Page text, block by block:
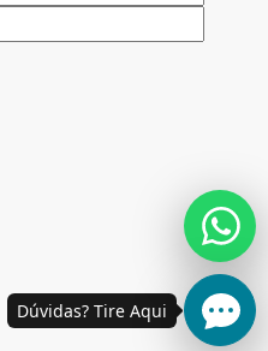
Dúvidas? Tire Aqui